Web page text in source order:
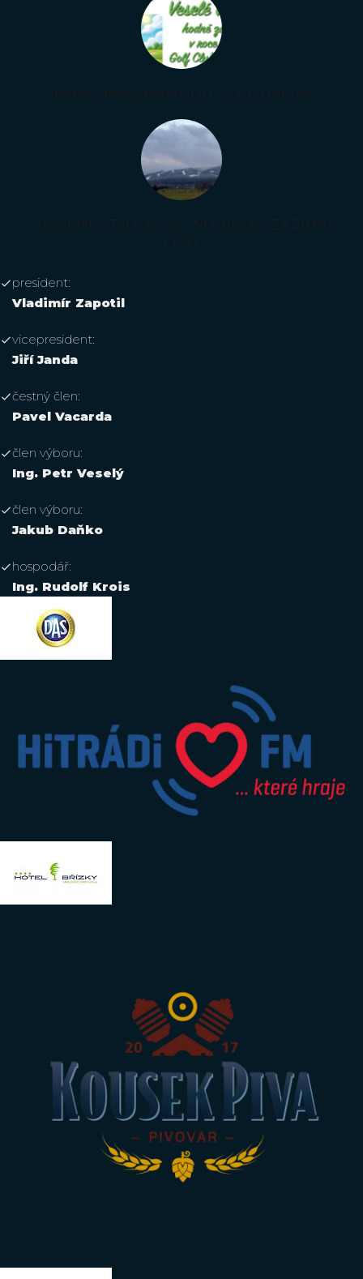
president:
Vladimír Zapotil
vicepresident:
Jiří Janda
čestný člen:
Pavel Vacarda
člen výboru:
Ing. Petr Veselý
člen výboru:
Jakub Daňko
hospodář:
Ing. Rudolf Krois